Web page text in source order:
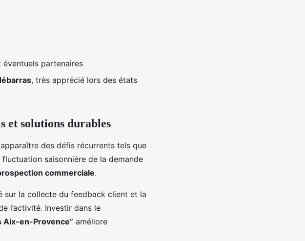
partenaires
, très apprécié lors des états
et solutions durables
des défis récurrents tels que
saisonnière de la demande
commerciale.
sur la collecte du feedback client et la
l’activité. Investir dans le
Aix-en-Provence” améliore